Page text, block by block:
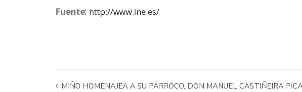
Fuente: http://www.lne.es/
MIÑO HOMENAJEA A SU PÁRROCO, DON MANUEL CASTIÑEIRA